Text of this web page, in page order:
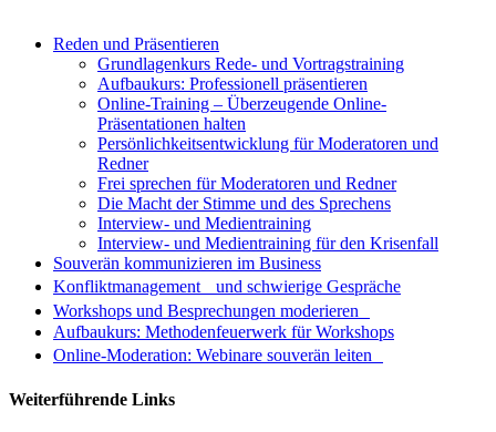
Reden und Präsentieren
Grundlagenkurs Rede- und Vortragstraining
Aufbaukurs: Professionell präsentieren
Online-Training – Überzeugende Online-
Präsentationen halten
Persönlichkeitsentwicklung für Moderatoren und
Redner
Frei sprechen für Moderatoren und Redner
Die Macht der Stimme und des Sprechens
Interview- und Medientraining
Interview- und Medientraining für den Krisenfall
Souverän kommunizieren im Business
Konfliktmanagement und schwierige Gespräche
Workshops und Besprechungen moderieren
Aufbaukurs: Methodenfeuerwerk für Workshops
Online-Moderation: Webinare souverän leiten
Weiterführende Links